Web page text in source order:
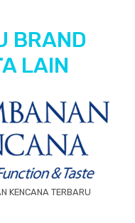
BRAND
LAIN
KENCANA TERBARU